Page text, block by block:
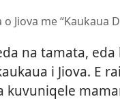
Jiova me “Kaukaua
na tamata,
i Jiova. E
kuvuniqele